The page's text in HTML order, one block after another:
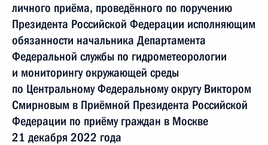
личного приёма, проведённого по поручению
Президента Российской Федерации исполняющим
обязанности начальника Департамента
Федеральной службы по гидрометеорологии
и мониторингу окружающей среды
по Центральному Федеральному округу Виктором
Смирновым в Приёмной Президента Российской
Федерации по приёму граждан в Москве
21 декабря 2022 года